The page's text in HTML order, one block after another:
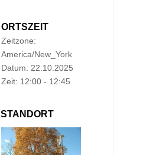
ORTSZEIT
Zeitzone:
America/New_York
Datum: 22.10.2025
Zeit: 12:00 - 12:45
STANDORT